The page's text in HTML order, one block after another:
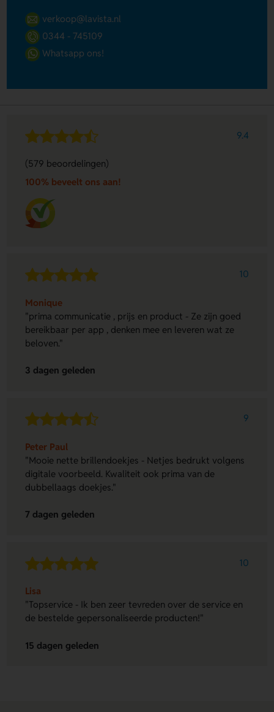
verkoop@lavista.nl
0344 - 745109
Whatsapp ons!
9.4
(579 beoordelingen)
100% beveelt ons aan!
10
Monique
"prima communicatie , prijs en product - Ze zijn goed
bereikbaar per app , denken mee en leveren wat ze
beloven."
3 dagen geleden
9
Peter Paul
"Mooie nette brillendoekjes - Netjes bedrukt volgens
digitale voorbeeld. Kwaliteit ook prima van de
dubbellaags doekjes."
7 dagen geleden
10
Lisa
"Topservice - Ik ben zeer tevreden over de service en
de bestelde gepersonaliseerde producten!"
15 dagen geleden